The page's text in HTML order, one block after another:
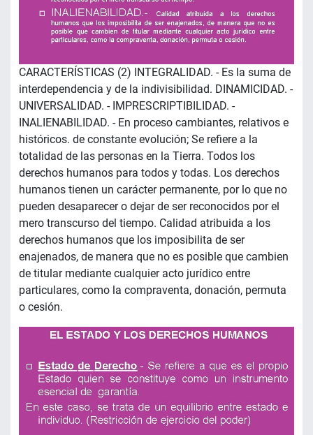
CARACTERÍSTICAS (2) INTEGRALIDAD. - Es la suma de
interdependencia y de la indivisibilidad. DINAMICIDAD. -
UNIVERSALIDAD. - IMPRESCRIPTIBILIDAD. -
INALIENABILIDAD. - En proceso cambiantes, relativos e
históricos. de constante evolución; Se refiere a la
totalidad de las personas en la Tierra. Todos los
derechos humanos para todos y todas. Los derechos
humanos tienen un carácter permanente, por lo que no
pueden desaparecer o dejar de ser reconocidos por el
mero transcurso del tiempo. Calidad atribuida a los
derechos humanos que los imposibilita de ser
enajenados, de manera que no es posible que cambien
de titular mediante cualquier acto jurídico entre
particulares, como la compraventa, donación, permuta
o cesión.